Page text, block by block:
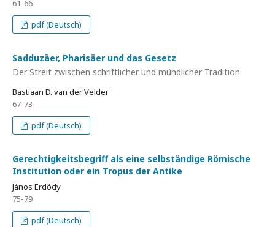
61-66
pdf (Deutsch)
Sadduzäer, Pharisäer und das Gesetz
Der Streit zwischen schriftlicher und mündlicher Tradition
Bastiaan D. van der Velder
67-73
pdf (Deutsch)
Gerechtigkeitsbegriff als eine selbständige Römische
Institution oder ein Tropus der Antike
János Erdődy
75-79
pdf (Deutsch)